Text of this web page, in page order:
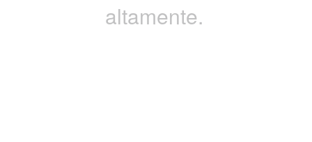
altamente.